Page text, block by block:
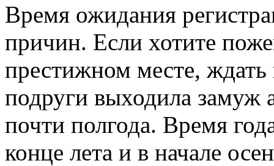
Время ожидания
причин. Если хотите
престижном месте,
подруги выходила замуж
почти полгода. Время
конце лета и в начале